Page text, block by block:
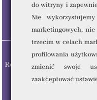
Res Humana & Quality
do witryny i
Nie
marketingowych,
trzecim w celach
profilowania
zmienić swoje
zaakceptować